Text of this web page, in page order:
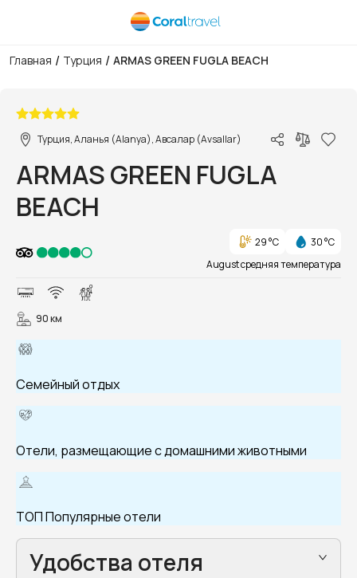
Главная / Турция / ARMAS GREEN FUGLA BEACH
Турция, Аланья (Alanya), Авсалар (Avsallar)
ARMAS GREEN FUGLA
BEACH
29 °C
30 °C
August средняя температура
90 км
Семейный отдых
Отели, размещающие с домашними животными
ТОП Популярные отели
Удобства отеля